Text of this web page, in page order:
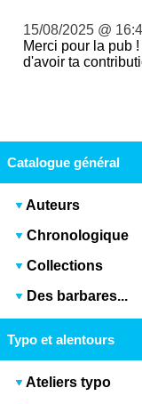
15/08/2025 @
Merci pour la pub
d'avoir ta
Catalogue général
Auteurs
Chronologique
Collections
Des barbares...
Typo et alentours
Ateliers typo